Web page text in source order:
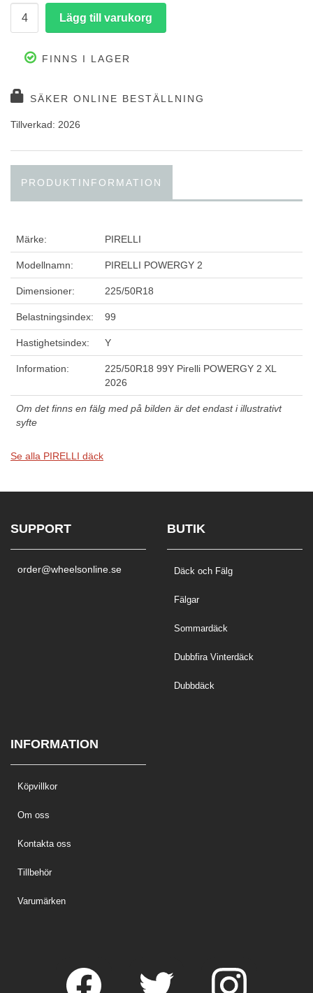
FINNS I LAGER
SÄKER ONLINE BESTÄLLNING
Tillverkad: 2026
PRODUKTINFORMATION
Märke: PIRELLI
Modellnamn: PIRELLI POWERGY 2
Dimensioner: 225/50R18
Belastningsindex: 99
Hastighetsindex: Y
Information:
225/50R18 99Y Pirelli POWERGY 2 XL
2026
Om det finns en fälg med på bilden är det endast i illustrativt
syfte
Se alla PIRELLI däck
SUPPORT
order@wheelsonline.se
BUTIK
Däck och Fälg
Fälgar
Sommardäck
Dubbfira Vinterdäck
Dubbdäck
INFORMATION
Köpvillkor
Om oss
Kontakta oss
Tillbehör
Varumärken